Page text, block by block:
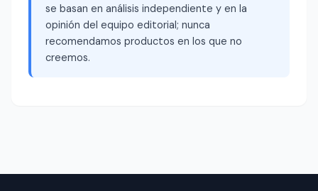
se basan en análisis independiente y en la
opinión del equipo editorial; nunca
recomendamos productos en los que no
creemos.